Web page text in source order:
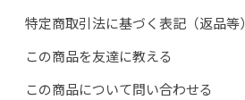
特定商取引法に基づく表記（返品等）
この商品を友達に教える
この商品について問い合わせる